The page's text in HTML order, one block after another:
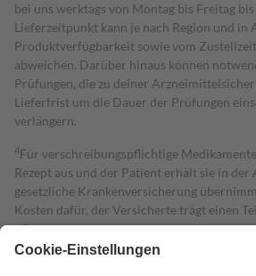
bei uns werktags von Montag bis Freitag
Lieferzeitpunkt kann je nach Region und in
Produktverfügbarkeit sowie vom
abweichen. Darüber hinaus können
Prüfungen, die zu deiner
Lieferfrist um die Dauer der Prüfungen
verlängern.
4Für verschreibungspflichtige
Rezept aus und der Patient erhält sie in der
gesetzliche Krankenversicherung
Kosten dafür, der Versicherte trägt einen
mit.
Grundsätzlich leisten Mitglieder